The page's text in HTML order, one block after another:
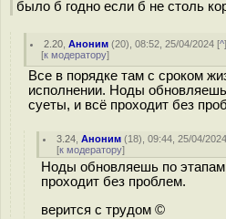
было б годно если б не столь
2.20 ,Аноним (20), 08:52, 25/04/2024 [^
[к модератору]
Все в порядке там с сроком
исполнении. Ноды
суеты, и всё проходит без
3.24 ,Аноним (18), 09:44, 25/04/
[к модератору]
Ноды обновляешь по
проходит без проблем.
верится с трудом ©